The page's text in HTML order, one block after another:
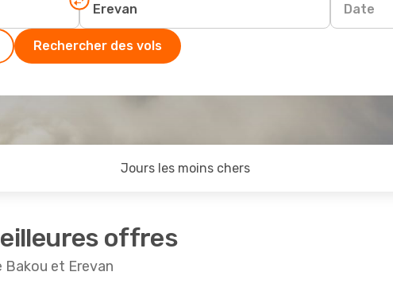
Date
Rechercher des vols
Jours les moins chers
offres
Bakou et Erevan